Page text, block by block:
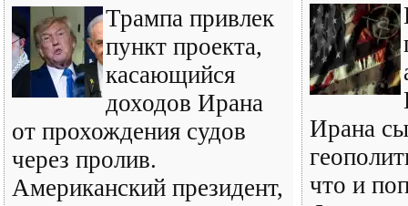
Трампа привлек
пункт проекта,
касающийся
доходов Ирана
от прохождения судов
через пролив.
Американский президент,
Ирана
что и